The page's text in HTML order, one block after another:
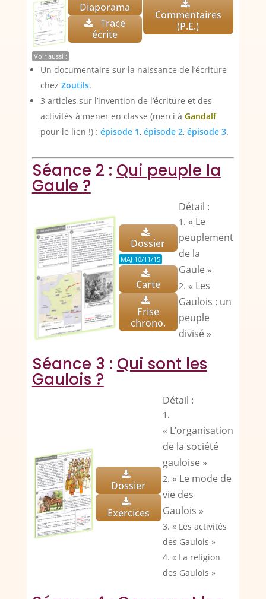
Diaporama
Trace
écrite
Commentaires
(P.E.)
Voir aussi :
Un documentaire sur la naissance de l’écriture
chez Zoutils.
3 articles sur l’invention de l’écriture et des
activités à mener en classe (merci à Gandalf
pour le lien !) : épisode 1, épisode 2, épisode 3.
Séance 2 : Qui peuple la
Gaule ?
Dossier
MAJ 10/11/15
Carte
Frise
chrono.
Détail :
« Le
peuplement
de la
Gaule »
« Les
Gaulois : un
peuple
divisé »
Séance 3 : Qui sont les
Gaulois ?
Dossier
Exercices
Détail :
« L’organisation
de la société
gauloise »
« Le mode de
vie des
Gaulois »
« Les activités
des Gaulois »
« La religion
des Gaulois »